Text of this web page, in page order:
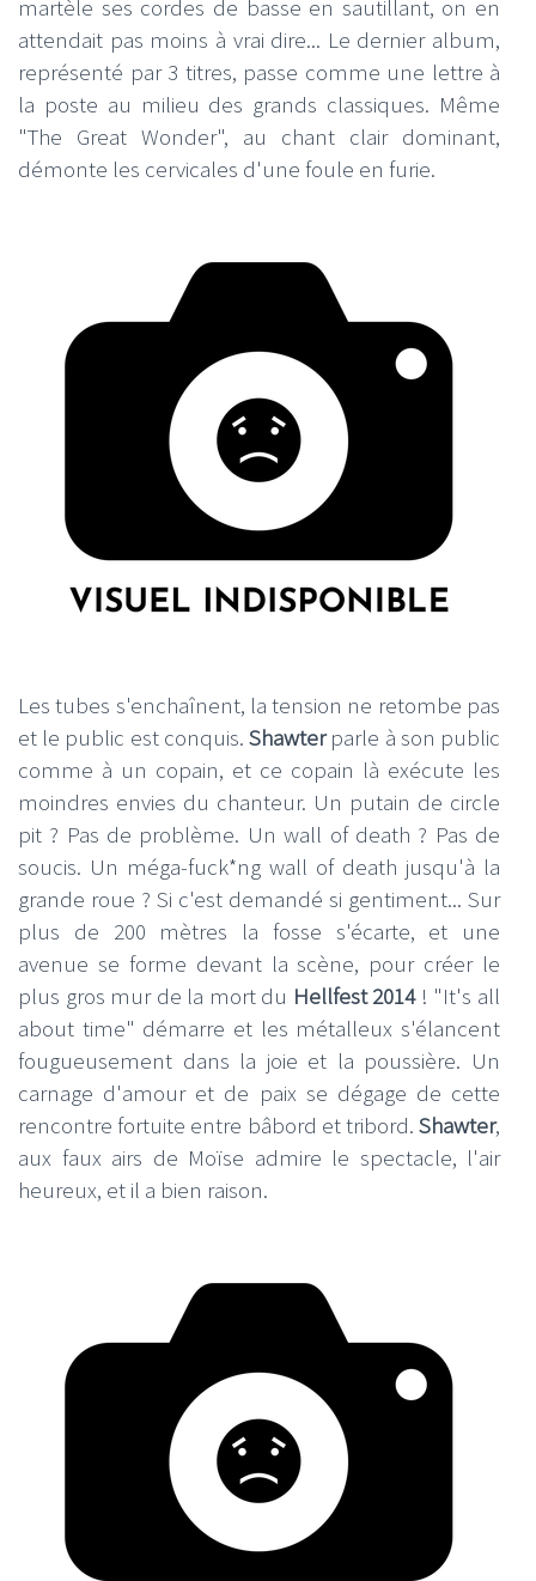
martèle ses cordes de basse en sautillant, on en
attendait pas moins à vrai dire... Le dernier album,
représenté par 3 titres, passe comme une lettre à
la poste au milieu des grands classiques. Même
"The Great Wonder", au chant clair dominant,
démonte les cervicales d'une foule en furie.
Les tubes s'enchaînent, la tension ne retombe pas
et le public est conquis.Shawterparle à son public
comme à un copain, et ce copain là exécute les
moindres envies du chanteur. Un putain de circle
pit ? Pas de problème. Un wall of death ? Pas de
soucis. Un méga-fuck*ng wall of death jusqu'à la
grande roue ? Si c'est demandé si gentiment... Sur
plus de 200 mètres la fosse s'écarte, et une
avenue se forme devant la scène, pour créer le
plus gros mur de la mort du Hellfest 2014! "It's all
about time" démarre et les métalleux s'élancent
fougueusement dans la joie et la poussière. Un
carnage d'amour et de paix se dégage de cette
rencontre fortuite entre bâbord et tribord. Shawter,
aux faux airs de Moïse admire le spectacle, l'air
heureux, et il a bien raison.